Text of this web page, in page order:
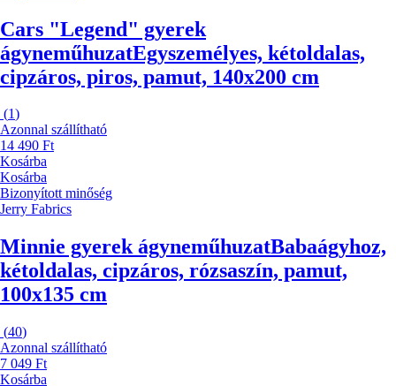
Cars "Legend" gyerek
ágyneműhuzatEgyszemélyes, kétoldalas,
cipzáros, piros, pamut, 140x200 cm
(1)
Azonnal szállítható
14 490 Ft
Kosárba
Kosárba
Bizonyított minőség
Jerry Fabrics
Minnie gyerek ágyneműhuzatBabaágyhoz,
kétoldalas, cipzáros, rózsaszín, pamut,
100x135 cm
(40)
Azonnal szállítható
7 049 Ft
Kosárba